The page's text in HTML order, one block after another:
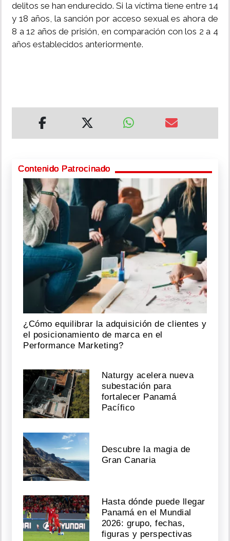
delitos se han endurecido. Si la víctima tiene entre 14
y 18 años, la sanción por acceso sexual es ahora de
8 a 12 años de prisión, en comparación con los 2 a 4
años establecidos anteriormente.
Contenido Patrocinado
¿Cómo equilibrar la adquisición de clientes y
el posicionamiento de marca en el
Performance Marketing?
Naturgy acelera nueva
subestación para
fortalecer Panamá
Pacífico
Descubre la magia de
Gran Canaria
Hasta dónde puede llegar
Panamá en el Mundial
2026: grupo, fechas,
figuras y perspectivas